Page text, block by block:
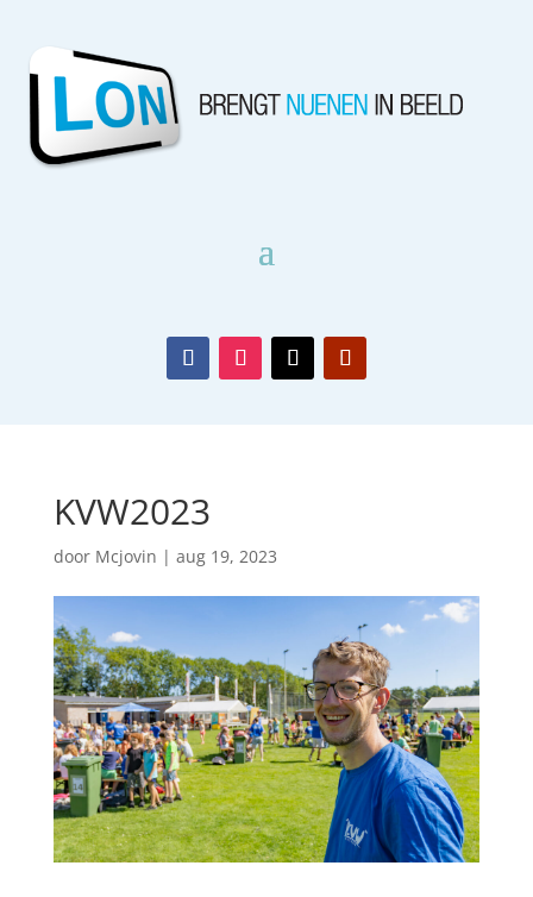
KVW2023
door Mcjovin | aug 19, 2023